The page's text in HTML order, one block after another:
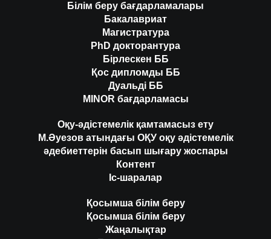
Білім беру бағдарламалары
Бакалавриат
Магистратура
PhD докторантура
Бірлескен ББ
Қос дипломды ББ
Дуальді ББ
MINOR бағдарламасы
Оқу-әдістемелік қамтамасыз ету
М.Әуезов атындағы ОҚУ оқу әдістемелік
әдебиеттерін басып шығару жоспары
Контент
Іс-шаралар
Қосымша білім беру
Қосымша білім беру
Жаңалықтар